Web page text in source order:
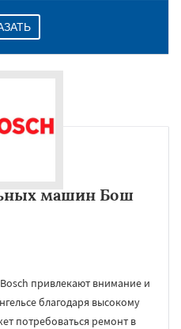
машин Бош
привлекают внимание и
благодаря высокому
потребоваться ремонт в